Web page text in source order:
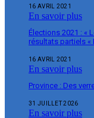
16 AVRIL 2021
En savoir plus
Élections 2021 : «
résultats partiels «
16 AVRIL 2021
En savoir plus
Province : Des
31 JUILLET 2026
En savoir plus